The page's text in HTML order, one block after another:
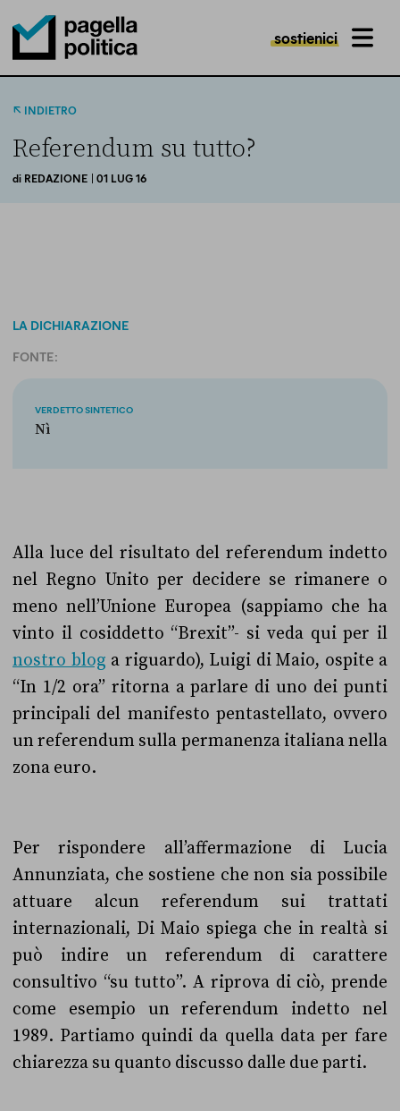
Pagella Politica Logo
sostienici MENU
INDIETRO
Referendum su tutto?
di REDAZIONE | 01 LUG 16
LA DICHIARAZIONE
FONTE:
VERDETTO SINTETICO
Nì
Alla luce del risultato del referendum indetto
nel Regno Unito per decidere se rimanere o
meno nell’Unione Europea (sappiamo che ha
vinto il cosiddetto “Brexit”- si veda qui per il
nostro blog a riguardo), Luigi di Maio, ospite a
“In 1/2 ora” ritorna a parlare di uno dei punti
principali del manifesto pentastellato, ovvero
un referendum sulla permanenza italiana nella
zona euro.
Per rispondere all’affermazione di Lucia
Annunziata, che sostiene che non sia possibile
attuare alcun referendum sui trattati
internazionali, Di Maio spiega che in realtà si
può indire un referendum di carattere
consultivo “su tutto”. A riprova di ciò, prende
come esempio un referendum indetto nel
1989. Partiamo quindi da quella data per fare
chiarezza su quanto discusso dalle due parti.